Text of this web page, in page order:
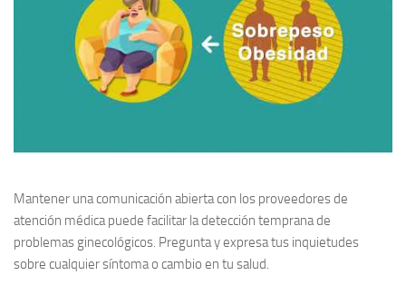
Mantener unacomunicación abiertacon los proveedores de
atención médica puede facilitar la detección temprana de
problemas ginecológicos. Pregunta y expresa tus inquietudes
sobre cualquier síntoma o cambio en tu salud.